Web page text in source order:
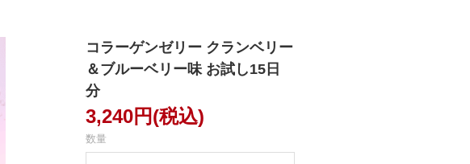
コラーゲンゼリー クランベリー
＆ブルーベリー味 お試し15日
分
3,240円(税込)
数量